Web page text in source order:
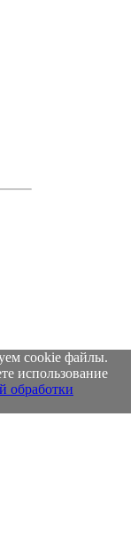
cookie файлы.
использование
обработки